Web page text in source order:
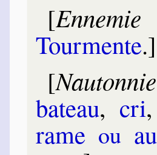
[
Tour­mente.]
[
ba­teau, cri
rame ou